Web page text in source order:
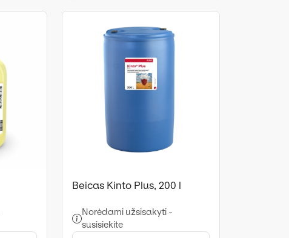
Beicas Kinto Plus, 200 l
Norėdami užsisakyti -
susisiekite